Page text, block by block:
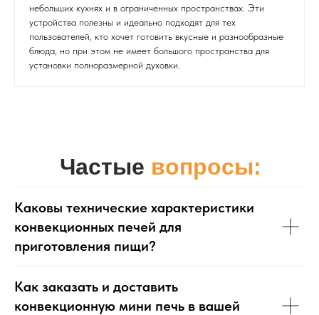
небольших кухнях и в ограниченных пространствах. Эти
устройства полезны и идеально подходят для тех
пользователей, кто хочет готовить вкусные и разнообразные
блюда, но при этом не имеет большого пространства для
установки полноразмерной духовки.
Частые вопросы:
Каковы технические характеристики
конвекционных печей для
приготовления пищи?
Как заказать и доставить
конвекционную мини печь в вашей